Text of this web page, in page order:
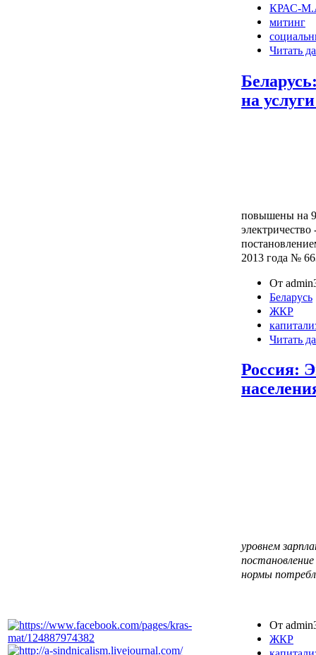
КРАС-
митинг
Читать
на
повышены на
2013 года №
От
Беларусь
ЖКР
Читать
Россия:
уровнем
нормы
От
ЖКР